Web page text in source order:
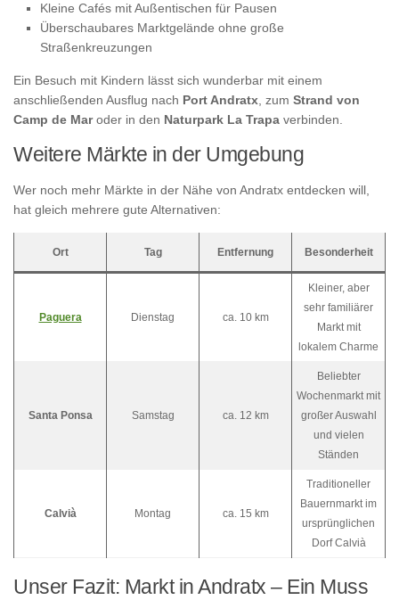
Kleine Cafés mit Außentischen für Pausen
Überschaubares Marktgelände ohne große
Straßenkreuzungen
Ein Besuch mit Kindern lässt sich wunderbar mit einem
anschließenden Ausflug nach Port Andratx, zum Strand von
Camp de Maroder in den Naturpark La Trapa verbinden.
Weitere Märkte in der Umgebung
Wer noch mehr Märkte in der Nähe von Andratx entdecken will,
hat gleich mehrere gute Alternativen:
Ort Tag Entfernung Besonderheit
Paguera Dienstag ca. 10 km
Kleiner, aber
sehr familiärer
Markt mit
lokalem Charme
Santa Ponsa Samstag ca. 12 km
Beliebter
Wochenmarkt mit
großer Auswahl
und vielen
Ständen
Calvià Montag ca. 15 km
Traditioneller
Bauernmarkt im
ursprünglichen
Dorf Calvià
Unser Fazit: Markt in Andratx – Ein Muss